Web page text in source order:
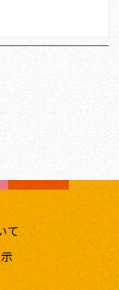
て